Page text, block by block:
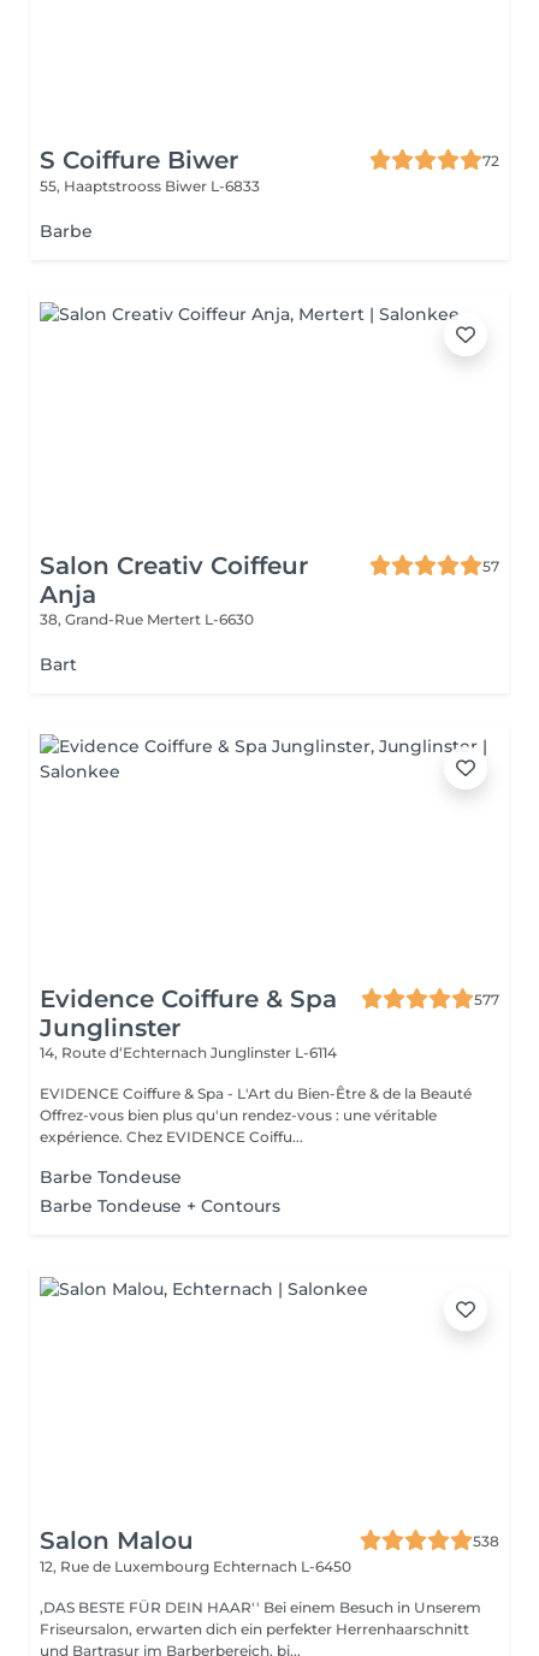
S Coiffure Biwer
72
55, Haaptstrooss Biwer L-6833
Barbe
Salon Creativ Coiffeur
Anja
57
38, Grand-Rue Mertert L-6630
Bart
Evidence Coiffure & Spa
Junglinster
577
14, Route d‘Echternach Junglinster L-6114
EVIDENCE Coiffure & Spa - L'Art du Bien-Être & de la Beauté
Offrez-vous bien plus qu'un rendez-vous : une véritable
expérience. Chez EVIDENCE Coiffu...
Barbe Tondeuse
Barbe Tondeuse + Contours
Salon Malou
538
12, Rue de Luxembourg Echternach L-6450
,DAS BESTE FÜR DEIN HAAR'' Bei einem Besuch in Unserem
Friseursalon, erwarten dich ein perfekter Herrenhaarschnitt
und Bartrasur im Barberbereich, bi...